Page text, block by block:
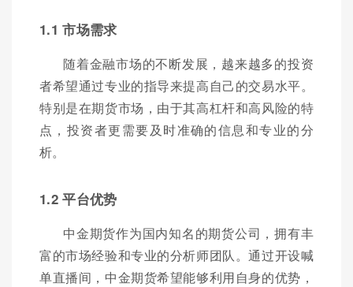
1.1 市场需求
随着金融市场的不断发展，越来越多的投资
者希望通过专业的指导来提高自己的交易水平。
特别是在期货市场，由于其高杠杆和高风险的特
点，投资者更需要及时准确的信息和专业的分
析。
1.2 平台优势
中金期货作为国内知名的期货公司，拥有丰
富的市场经验和专业的分析师团队。通过开设喊
单直播间，中金期货希望能够利用自身的优势，